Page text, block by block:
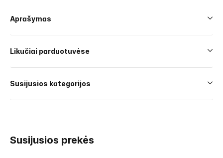
Aprašymas
Likučiai parduotuvėse
Susijusios kategorijos
Susijusios prekės